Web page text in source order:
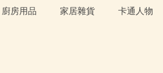
廚房用品 家居雜貨 卡通人物